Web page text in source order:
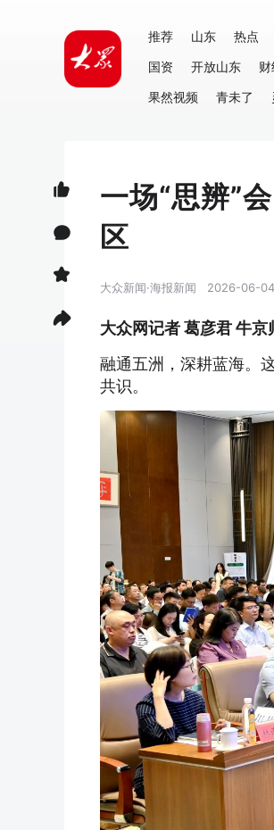
推荐 山东 热点
国资
开放山东
果然视频
青未了
一场“思辨”
区
大众新闻·海报新闻 2026-06-
大众网记者 葛彦君 牛
融通五洲，深耕蓝海。
共识。